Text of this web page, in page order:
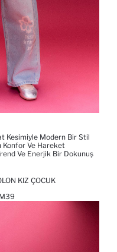
Kesimiyle Modern Bir Stil
Konfor Ve Hareket
Ve Enerjik Bir Dokunuş
KIZ ÇOCUK